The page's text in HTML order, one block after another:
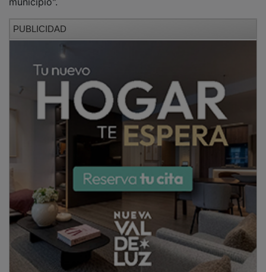
Con esta iniciativa, Torija refuerza su apuesta por el
deporte local y la innovación, facilitando la gestión y
el disfrute de sus instalaciones municipales.
NOTICIAS RELACIONADAS